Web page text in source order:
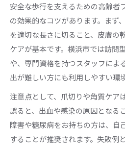
安全な歩行を支えるための高齢者
の効果的なコツがあります。まず
を適切な長さに切ること、皮膚の
ケアが基本です。横浜市では訪問
や、専門資格を持つスタッフによ
出が難しい方にも利用しやすい環
注意点として、爪切りや角質ケア
誤ると、出血や感染の原因となる
障害や糖尿病をお持ちの方は、自
することが推奨されます。失敗例